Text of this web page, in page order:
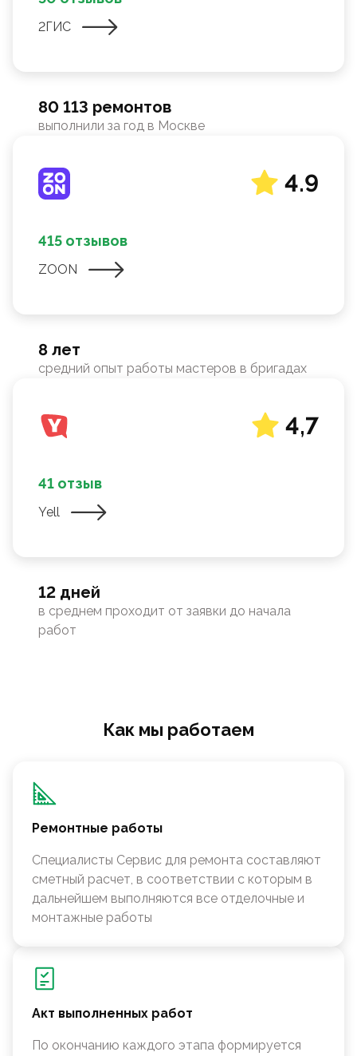
2ГИС
80 113 ремонтов
выполнили за год в Москве
4.9
415 отзывов
ZOON
8 лет
средний опыт работы мастеров в бригадах
4,7
41 отзыв
Yell
12 дней
в среднем проходит от заявки до начала
работ
Как мы работаем
Ремонтные работы
Специалисты Сервис для ремонта составляют
сметный расчет, в соответствии с которым в
дальнейшем выполняются все отделочные и
монтажные работы
Акт выполненных работ
По окончанию каждого этапа формируется